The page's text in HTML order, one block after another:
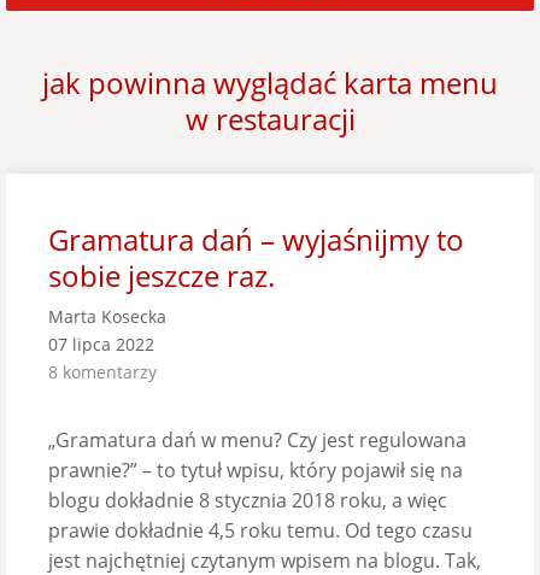
jak powinna wyglądać karta menu
w restauracji
Gramatura dań – wyjaśnijmy to
sobie jeszcze raz.
Marta Kosecka
07 lipca 2022
8 komentarzy
„Gramatura dań w menu? Czy jest regulowana
prawnie?” – to tytuł wpisu, który pojawił się na
blogu dokładnie 8 stycznia 2018 roku, a więc
prawie dokładnie 4,5 roku temu. Od tego czasu
jest najchętniej czytanym wpisem na blogu. Tak,